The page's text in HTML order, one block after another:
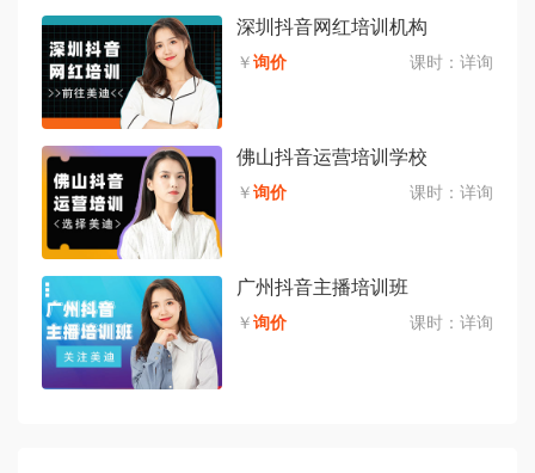
深圳抖音网红培训机构
￥询价 课时： 详询
佛山抖音运营培训学校
￥询价 课时： 详询
广州抖音主播培训班
￥询价 课时： 详询